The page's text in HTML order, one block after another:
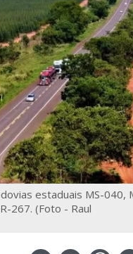
estaduais MS-040,
267. (Foto - Raul